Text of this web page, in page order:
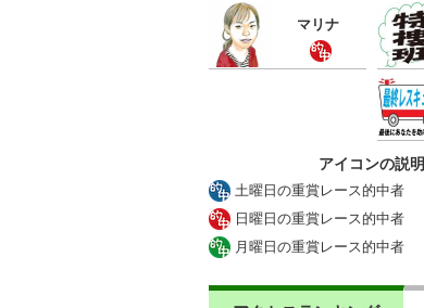
マリナ
アイコンの説明
土曜日の重賞レース的中者
日曜日の重賞レース的中者
月曜日の重賞レース的中者